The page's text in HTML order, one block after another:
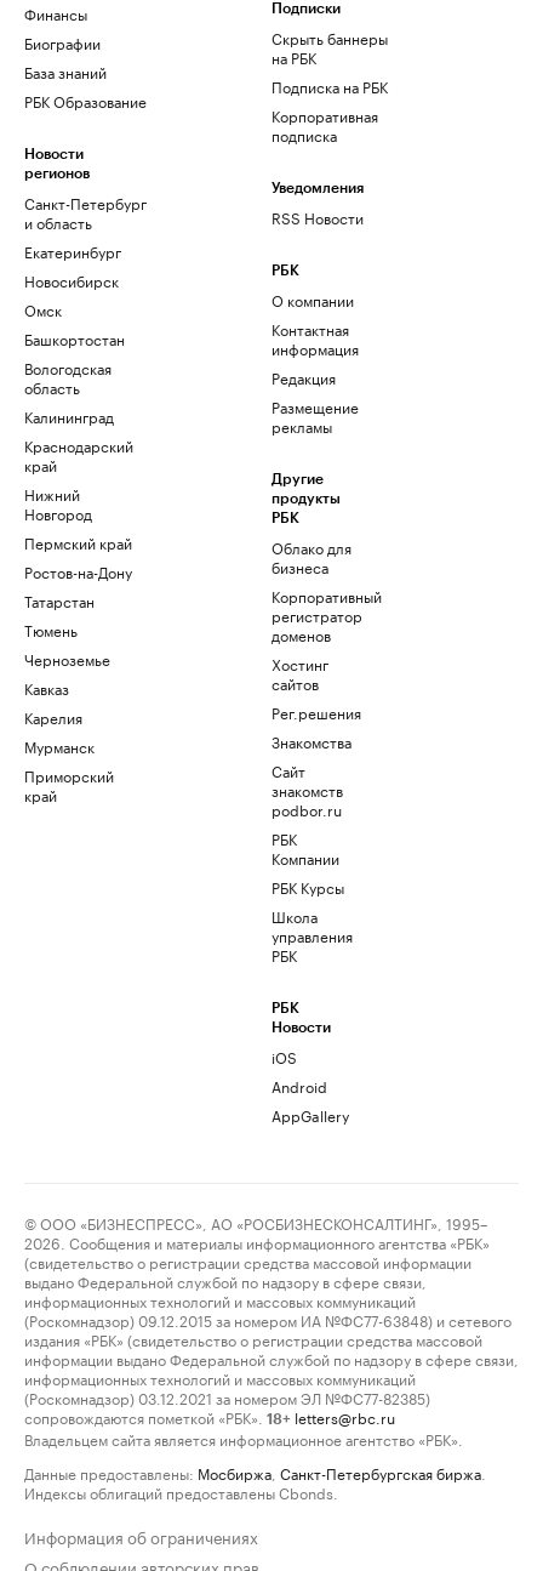
Финансы
Биографии
База знаний
РБК Образование
Новости
регионов
Санкт-Петербург
и область
Екатеринбург
Новосибирск
Омск
Башкортостан
Вологодская
область
Калининград
Краснодарский
край
Нижний
Новгород
Пермский край
Ростов-на-Дону
Татарстан
Тюмень
Черноземье
Кавказ
Карелия
Мурманск
Приморский
край
Подписки
Скрыть баннеры
на РБК
Подписка на РБК
Корпоративная
подписка
Уведомления
RSS Новости
РБК
О компании
Контактная
информация
Редакция
Размещение
рекламы
Другие
продукты
РБК
Облако для
бизнеса
Корпоративный
регистратор
доменов
Хостинг
сайтов
Рег.решения
Знакомства
Сайт
знакомств
podbor.ru
РБК
Компании
РБК Курсы
Школа
управления
РБК
РБК
Новости
iOS
Android
AppGallery
© ООО «БИЗНЕСПРЕСС», АО «РОСБИЗНЕСКОНСАЛТИНГ», 1995–
2026. Сообщения и материалы информационного агентства «РБК»
(свидетельство о регистрации средства массовой информации
выдано Федеральной службой по надзору в сфере связи,
информационных технологий и массовых коммуникаций
(Роскомнадзор) 09.12.2015 за номером ИА №ФС77-63848) и сетевого
издания «РБК» (свидетельство о регистрации средства массовой
информации выдано Федеральной службой по надзору в сфере связи,
информационных технологий и массовых коммуникаций
(Роскомнадзор) 03.12.2021 за номером ЭЛ №ФС77-82385)
сопровождаются пометкой «РБК».
18+ letters@rbc.ru
Владельцем сайта является информационное агентство «РБК».
Данные предоставлены: Мосбиржа Санкт-Петербургская биржа
Индексы облигаций предоставлены Cbonds.
Информация об ограничениях
О соблюдении авторских прав